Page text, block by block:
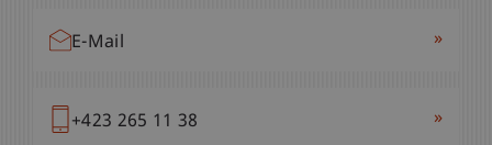
E-Mail »
+423 265 11 38 »